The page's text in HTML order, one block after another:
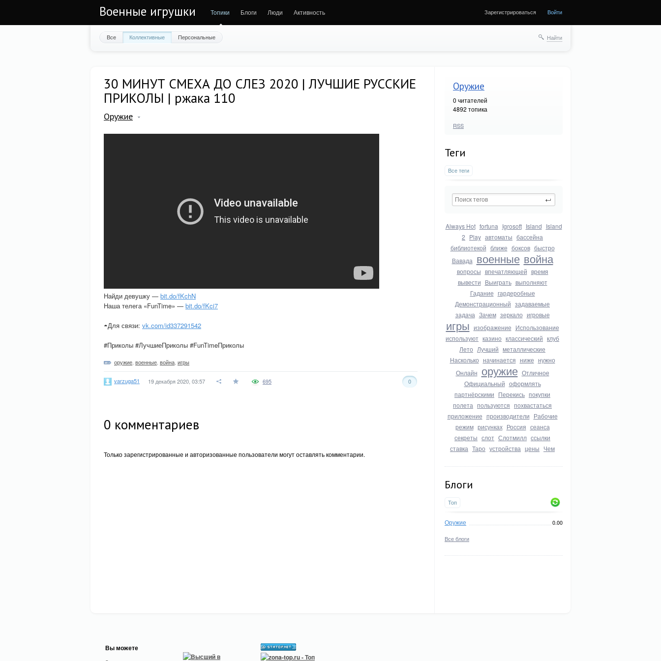
Военные игрушки Топики Блоги Люди Активность Зарегистрироваться Войти
Все Коллективные Персональные Найти
Оружие
0 читателей
4892 топика
RSS
Теги
Все теги
Always Hot fortuna Igrosoft Island Island
2 Play автоматы бассейна
библиотекой ближе боксов быстро
Вавада военные война
вопросы впечатляющей время
вывести Выиграть выполняют
Гадание гардеробные
Демонстрационный задаваемые
задача Зачем зеркало игровые
игры изображение Использование
используют казино классический клуб
Лето Лучший металлические
Насколько начинается ниже нужно
Онлайн оружие Отличное
Официальный оформлять
партнёрскими Перекись покупки
полета пользуются похвастаться
приложение производители Рабочие
режим рисунках Россия сеанса
секреты слот Слотмилл ссылки
ставка Таро устройства цены Чем
Блоги
Топ
Оружие 0.00
Все блоги
30 МИНУТ СМЕХА ДО СЛЕЗ 2020 | ЛУЧШИЕ РУССКИЕ
ПРИКОЛЫ | ржака 110
Оружие
Найди девушку — bit.do/fKchN
Наша телега «FunTime» — bit.do/fKci7
◓Для связи: vk.com/id337291542
#Приколы #ЛучшиеПриколы #FunTimeПриколы
оружие военные война игры
varzuga51 19 декабря 2020, 03:57 0
695
0 комментариев
Только зарегистрированные и авторизованные пользователи могут оставлять комментарии.
Вы можете